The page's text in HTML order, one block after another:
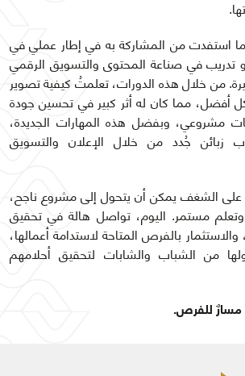
ما استفدت من المشاركة به في إطار عملي في
تدريب في صناعة المحتوى والتسويق الرقمي
من خلال هذه الدورات، تعلمتُ كيفية تصوير
أفضل، مما كان له أثر كبير في تحسين جودة
مشروعي، وبفضل هذه المهارات الجديدة،
زبائن جُدد من خلال الإعلان والتسويق
على الشغف يمكن أن يتحول إلى مشروع ناجح،
وتعلم مستمر. اليوم، تواصل هالة في تحقيق
بالفرص المتاحة لاستدامة أعمالها،
من الشباب والشابات لتحقيق أحلامهم
للفرص.